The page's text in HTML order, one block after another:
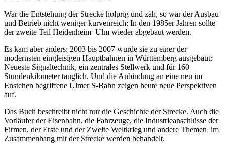
War die Entstehung der Strecke holprig und zäh, so war der Ausbau
und Betrieb nicht weniger kurvenreich: In den 1985er Jahren sollte
der zweite Teil Heidenheim–Ulm wieder abgebaut werden.
Es kam aber anders: 2003 bis 2007 wurde sie zu einer der
modernsten eingleisigen Hauptbahnen in Württemberg ausgebaut:
Neueste Signaltechnik, ein zentrales Stellwerk und für 160
Stundenkilometer tauglich. Und die Anbindung an eine neu im
Enstehen begriffene Ulmer S-Bahn zeigen heute neue Perspektiven
auf.
Das Buch beschreibt nicht nur die Geschichte der Strecke. Auch die
Vorläufer der Eisenbahn, die Fahrzeuge, die Industrieanschlüsse der
Firmen, der Erste und der Zweite Weltkrieg und andere Themen im
Zusammenhang mit der Strecke werden behandelt.